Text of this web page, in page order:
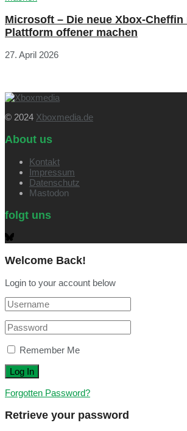
Microsoft – Die neue Xbox-
Plattform offener machen
27. April 2026
© 2024 Xboxmedia.de
About us
Kontakt
Impressum
Datenschutz
Mastodon
folgt uns
Welcome Back!
Login to your account below
Remember Me
Forgotten Password?
Retrieve your password